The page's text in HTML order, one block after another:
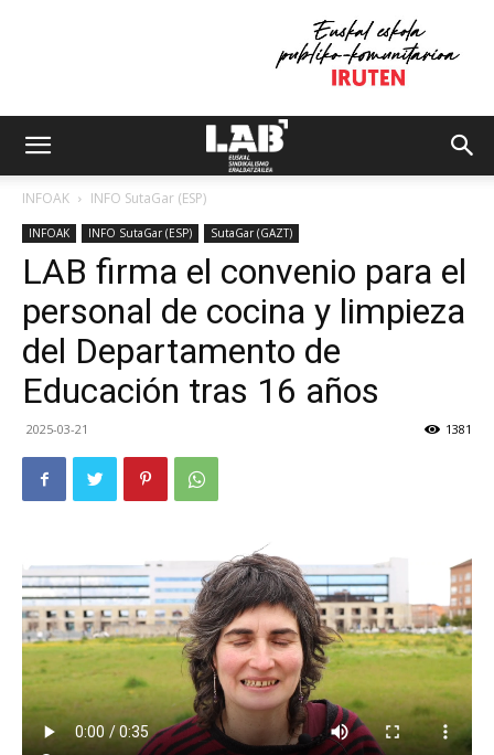
INFOAK INFO SutaGar (ESP)
INFOAK INFO SutaGar (ESP) SutaGar (GAZT)
LAB firma el convenio para el
personal de cocina y limpieza
del Departamento de
Educación tras 16 años
2025-03-21 1381